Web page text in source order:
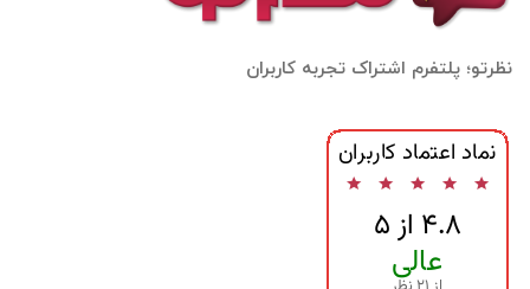
نظرتو؛ پلتفرم اشتراک تجربه کاربران